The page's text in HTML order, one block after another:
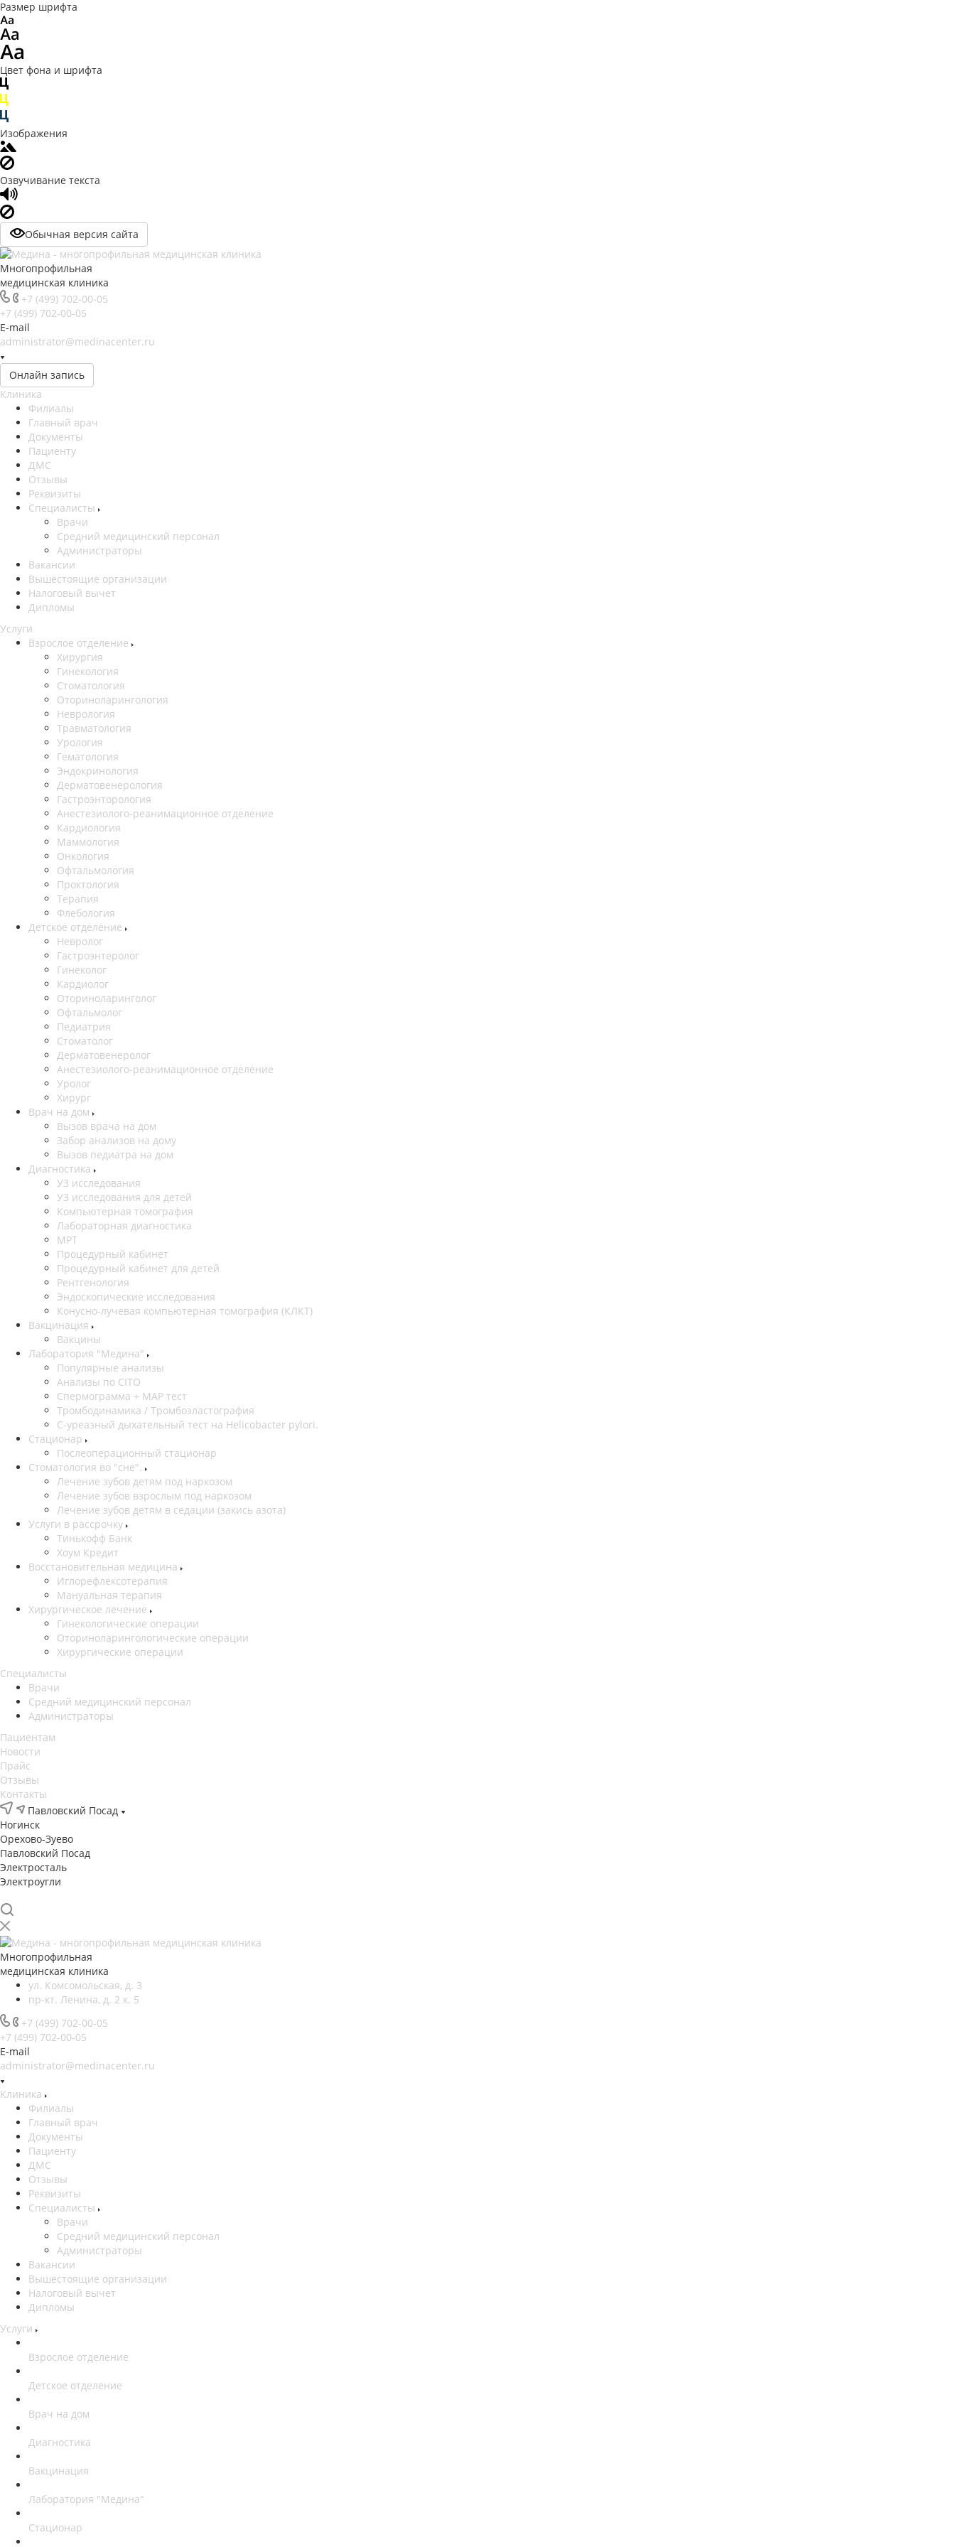
Размер шрифта
Цвет фона и шрифта
Изображения
Озвучивание текста
Обычная версия сайта
Многопрофильная
медицинская клиника
+7 (499) 702-00-05
+7 (499) 702-00-05
E-mail
administrator@medinacenter.ru
Онлайн запись
Клиника
Филиалы
Главный врач
Документы
Пациенту
ДМС
Отзывы
Реквизиты
Специалисты
Врачи
Средний медицинский персонал
Администраторы
Вакансии
Вышестоящие организации
Налоговый вычет
Дипломы
Услуги
Взрослое отделение
Хирургия
Гинекология
Стоматология
Оториноларингология
Неврология
Травматология
Урология
Гематология
Эндокринология
Дерматовенерология
Гастроэнторология
Анестезиолого-реанимационное отделение
Кардиология
Маммология
Онкология
Офтальмология
Проктология
Терапия
Флебология
Детское отделение
Невролог
Гастроэнтеролог
Гинеколог
Кардиолог
Оториноларинголог
Офтальмолог
Педиатрия
Стоматолог
Дерматовенеролог
Анестезиолого-реанимационное отделение
Уролог
Хирург
Врач на дом
Вызов врача на дом
Забор анализов на дому
Вызов педиатра на дом
Диагностика
УЗ исследования
УЗ исследования для детей
Компьютерная томография
Лабораторная диагностика
МРТ
Процедурный кабинет
Процедурный кабинет для детей
Рентгенология
Эндоскопические исследования
Конусно-лучевая компьютерная томография (КЛКТ)
Вакцинация
Вакцины
Лаборатория "Медина"
Популярные анализы
Анализы по CITO
Спермограмма + МАР тест
Тромбодинамика / Тромбоэластография
С-уреазный дыхательный тест на Helicobacter pylori.
Стационар
Послеоперационный стационар
Стоматология во "сне".
Лечение зубов детям под наркозом
Лечение зубов взрослым под наркозом
Лечение зубов детям в седации (закись азота)
Услуги в рассрочку
Тинькофф Банк
Хоум Кредит
Восстановительная медицина
Иглорефлексотерапия
Мануальная терапия
Хирургическое лечение
Гинекологические операции
Оториноларингологические операции
Хирургические операции
Специалисты
Врачи
Средний медицинский персонал
Администраторы
Пациентам
Новости
Прайс
Отзывы
Контакты
Павловский Посад
Ногинск
Орехово-Зуево
Павловский Посад
Электросталь
Электроугли
Многопрофильная
медицинская клиника
ул. Комсомольская, д. 3
пр-кт. Ленина, д. 2 к. 5
+7 (499) 702-00-05
+7 (499) 702-00-05
E-mail
administrator@medinacenter.ru
Клиника
Филиалы
Главный врач
Документы
Пациенту
ДМС
Отзывы
Реквизиты
Специалисты
Врачи
Средний медицинский персонал
Администраторы
Вакансии
Вышестоящие организации
Налоговый вычет
Дипломы
Услуги
Взрослое отделение
Детское отделение
Врач на дом
Диагностика
Вакцинация
Лаборатория "Медина"
Стационар